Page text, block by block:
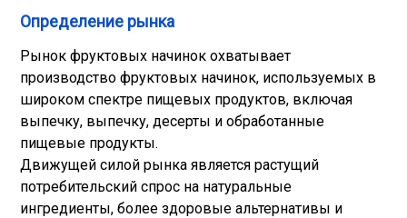
Определение рынка
Рынок фруктовых начинок охватывает
производство фруктовых начинок, используемых в
широком спектре пищевых продуктов, включая
выпечку, выпечку, десерты и обработанные
пищевые продукты.
Движущей силой рынка является растущий
потребительский спрос на натуральные
ингредиенты, более здоровые альтернативы и